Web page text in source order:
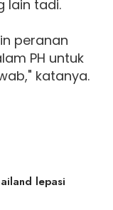
lain tadi.
peranan
PH untuk
katanya.
lepasi